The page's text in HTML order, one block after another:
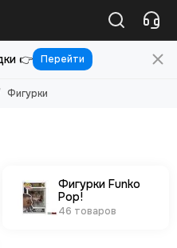
👉 Перейти
Фигурки
Фигурки Funko
Pop!
46 товаров